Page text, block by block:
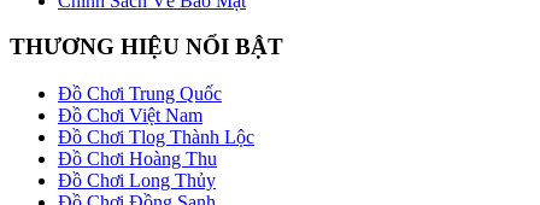
THƯƠNG HIỆU NỔI BẬT
Đồ Chơi Trung Quốc
Đồ Chơi Việt Nam
Đồ Chơi Tlog Thành Lộc
Đồ Chơi Hoàng Thu
Đồ Chơi Long Thủy